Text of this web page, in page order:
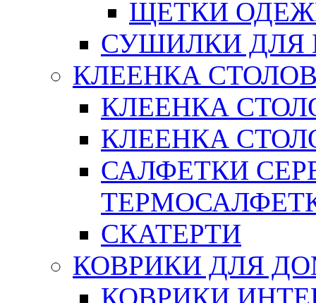
ЩЕТКИ
СУШИЛКИ ДЛЯ
КЛЕЕНКА
КЛЕЕНКА
КЛЕЕНКА
САЛФЕТКИ
СКАТЕРТИ
КОВРИКИ ДЛЯ